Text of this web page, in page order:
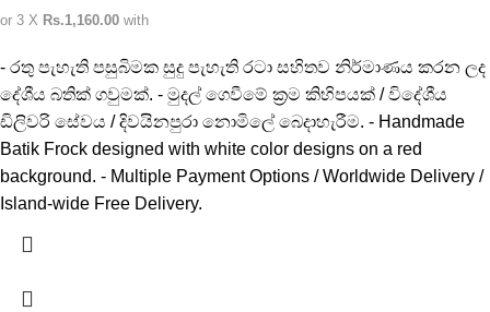
or 3 X Rs.1,160.00 with
- රතු පැහැති පසුබිමක සුදු පැහැති රටා සහිතව නිර්මාණය කරන ලද
දේශීය බතික් ගවුමක්. - මුදල් ගෙවීමේ ක්‍රම කිහිපයක් / විදේශීය
ඩිලිවරි සේවය / දිවයිනපුරා නොමිලේ බෙදාහැරීම. - Handmade
Batik Frock designed with white color designs on a red
background. - Multiple Payment Options / Worldwide Delivery /
Island-wide Free Delivery.